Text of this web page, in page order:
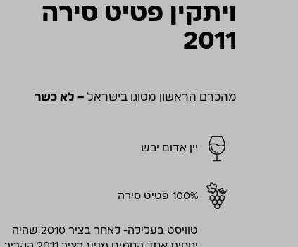
ויתקין פטיט סירה
2011
מהכרם הראשון מסוגו בישראל – לא כשר
יין אדום יבש
100% פטיט סירה
טוויסט בעלילה- לאחר בציר 2010 שהיה